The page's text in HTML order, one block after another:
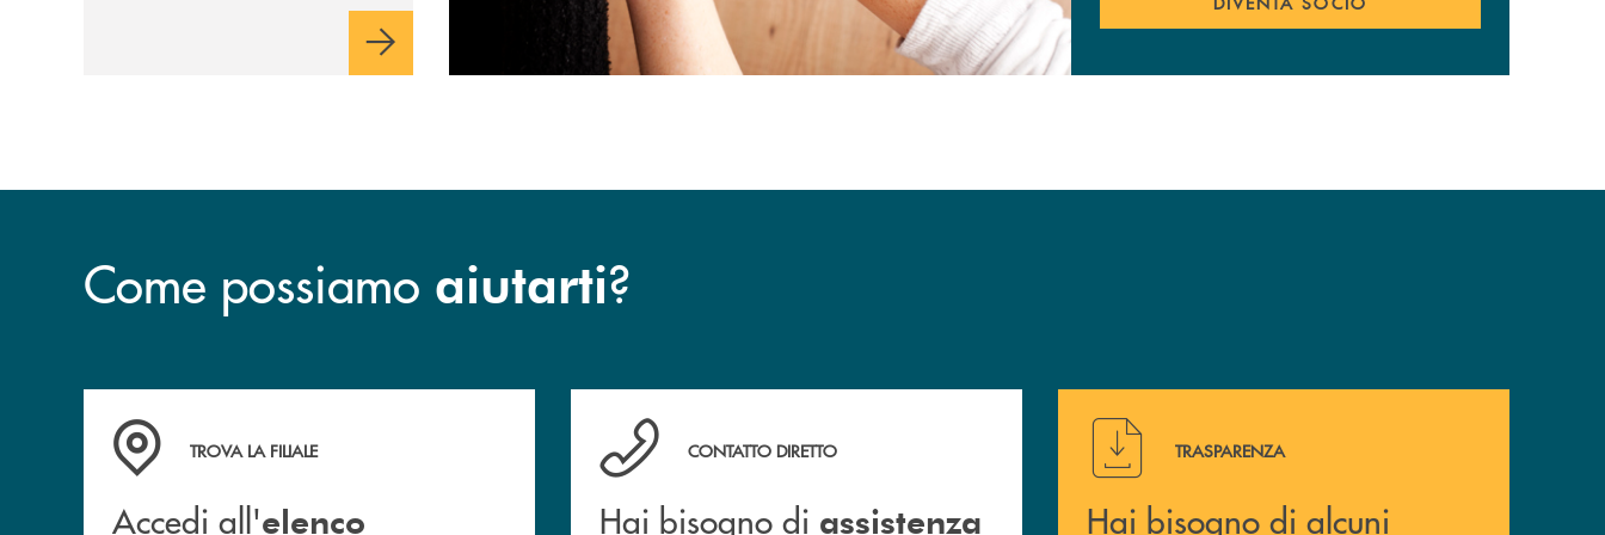
Come possiamo aiutarti?
Accedi all' elenco completo delle filiali
TROVA LA FILIALE
Accedi all'elenco
Hai bisogno di assistenza immediata ? Contattaci!
CONTATTO DIRETTO
Hai bisogno di assistenza
Hai bisogno di alcuni documenti ? Vai alla pagina della
TRASPARENZA
Hai bisogno di alcuni